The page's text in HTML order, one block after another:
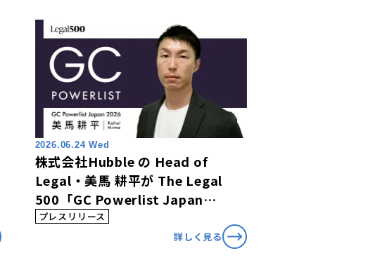
2026.06.24 Wed
株式会社Hubble の Head of
Legal・美馬 耕平が The Legal
500「GC Powerlist Japan
2026」に選出
プレスリリース
詳しく見る